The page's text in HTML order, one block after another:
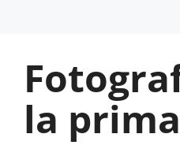
la